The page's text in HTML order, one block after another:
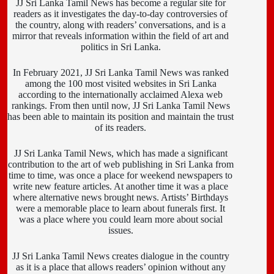
JJ Sri Lanka Tamil News has become a regular site for
readers as it investigates the day-to-day controversies of
the country, along with readers’ conversations, and is a
mirror that reveals information within the field of art and
politics in Sri Lanka.
In February 2021, JJ Sri Lanka Tamil News was ranked
among the 100 most visited websites in Sri Lanka
according to the internationally acclaimed Alexa web
rankings. From then until now, JJ Sri Lanka Tamil News
has been able to maintain its position and maintain the trust
of its readers.
JJ Sri Lanka Tamil News, which has made a significant
contribution to the art of web publishing in Sri Lanka from
time to time, was once a place for weekend newspapers to
write new feature articles. At another time it was a place
where alternative news brought news. Artists’ Birthdays
were a memorable place to learn about funerals first. It
was a place where you could learn more about social
issues.
JJ Sri Lanka Tamil News creates dialogue in the country
as it is a place that allows readers’ opinion without any